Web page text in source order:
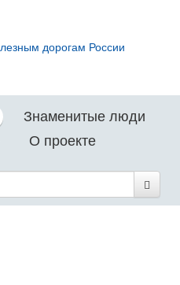
Знаменитые люди
О проекте